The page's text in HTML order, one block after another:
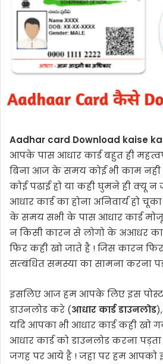
Aadhar card Download kaise
आपके पास आधार कार्ड बहुत ही
बिना आज के समय कोई भी काम नही
कोई पढाई हो या कही घुमने ही क्यू न
आधार कार्ड का होना अनिवार्य हो
के समय सभी के पास आधार कार्ड
न किसी कारन से लोगो के अआधर
फिर कही खो जाते है ! जिस कारन
सम्बंधित समस्या का सामना करना
इसलिए आज हम आपके लिए इस
डाउनलोड करे (आधार कार्ड डाउनलोड
यदि आपका भी आधार कार्ड कही खो
आधार कार्ड को डाउनलोड करना
जगह पर आये है ! जहा पर हम आपको इ